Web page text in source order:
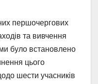
першочергових
та вивчення
було встановлено
цього
шести учасників